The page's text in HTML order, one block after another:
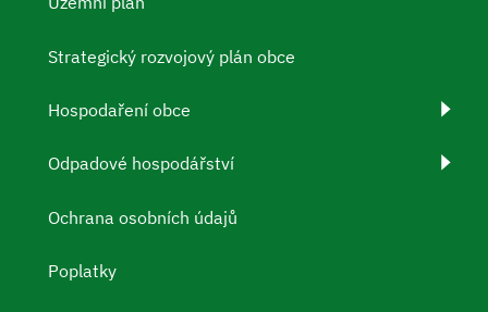
Strategický rozvojový plán obce
Hospodaření obce
Odpadové hospodářství
Ochrana osobních údajů
Poplatky